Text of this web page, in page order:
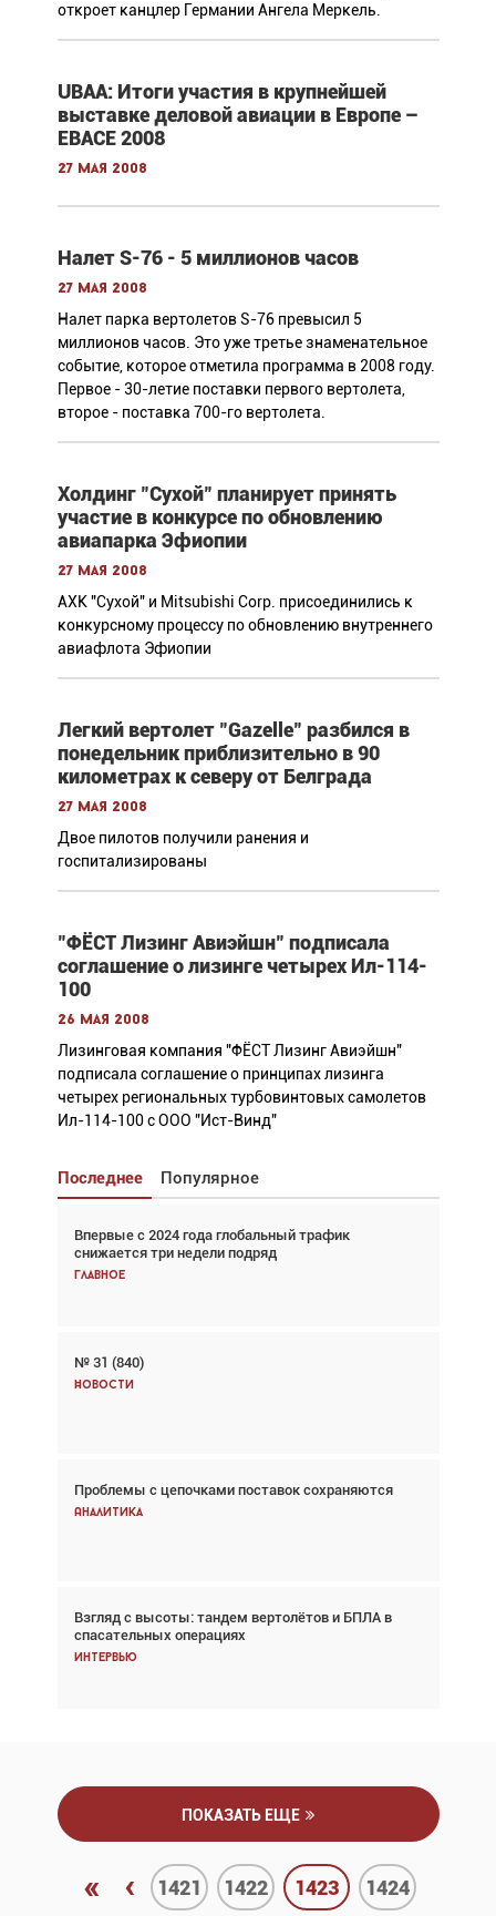
откроет канцлер Германии Ангела Меркель.
UBAA: Итоги участия в крупнейшей
выставке деловой авиации в Европе –
EBACE 2008
27 мая 2008
Налет S-76 - 5 миллионов часов
27 мая 2008
Налет парка вертолетов S-76 превысил 5
миллионов часов. Это уже третье знаменательное
событие, которое отметила программа в 2008 году.
Первое - 30-летие поставки первого вертолета,
второе - поставка 700-го вертолета.
Холдинг "Сухой" планирует принять
участие в конкурсе по обновлению
авиапарка Эфиопии
27 мая 2008
АХК "Сухой" и Mitsubishi Corp. присоединились к
конкурсному процессу по обновлению внутреннего
авиафлота Эфиопии
Легкий вертолет "Gazelle" разбился в
понедельник приблизительно в 90
километрах к северу от Белграда
27 мая 2008
Двое пилотов получили ранения и
госпитализированы
"ФЁСТ Лизинг Авиэйшн" подписала
соглашение о лизинге четырех Ил-114-
100
26 мая 2008
Лизинговая компания "ФЁСТ Лизинг Авиэйшн"
подписала соглашение о принципах лизинга
четырех региональных турбовинтовых самолетов
Ил-114-100 с ООО "Ист-Винд"
Последнее Популярное
Впервые с 2024 года глобальный трафик
снижается три недели подряд
Главное
№ 31 (840)
Новости
Проблемы с цепочками поставок сохраняются
Аналитика
Взгляд с высоты: тандем вертолётов и БПЛА в
спасательных операциях
Интервью
Взгляд с высоты: тандем вертолётов и БПЛА в
спасательных операциях
Главное
Авиационный фотограф Дэйв Кох: «Фотография
говорит сама за себя... а ИИ всё портит»
Впервые с 2024 года глобальный трафик
снижается три недели подряд
Частный самолёт – это актив. Подходите к
покупке соответствующим образом
Интервью
ПОКАЗАТЬ ЕЩЕ
« ‹ 1421 1422 1423 1424